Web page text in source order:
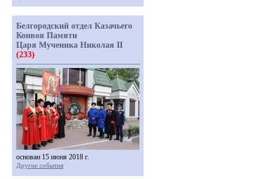
Белгородский отдел Казачьего
Конвоя Памяти
Царя Мученика Николая II
(233)
основан 15 июня 2018 г.
Другие события